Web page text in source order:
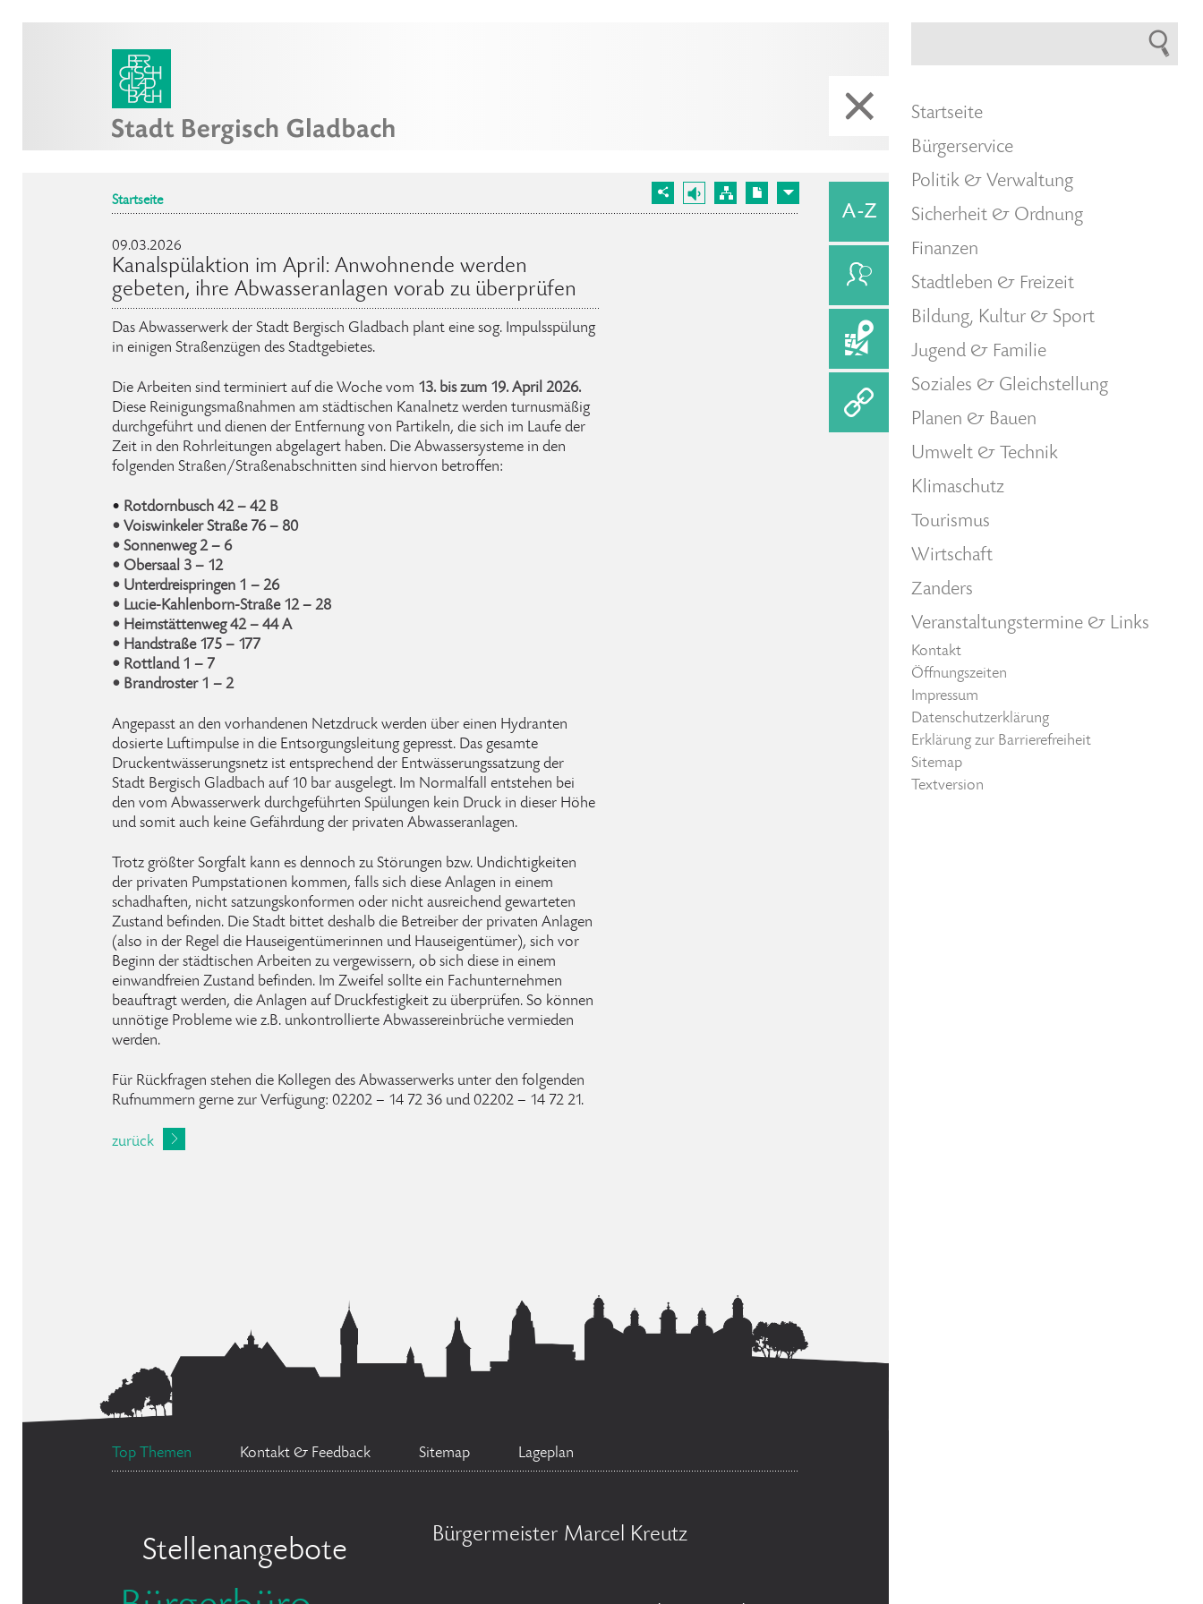
Startseite
09.03.2026
Kanalspülaktion im April: Anwohnende werden
gebeten, ihre Abwasseranlagen vorab zu überprüfen
Das Abwasserwerk der Stadt Bergisch Gladbach plant eine sog. Impulsspülung
in einigen Straßenzügen des Stadtgebietes.
Die Arbeiten sind terminiert auf die Woche vom 13. bis zum 19. April 2026.
Diese Reinigungsmaßnahmen am städtischen Kanalnetz werden turnusmäßig
durchgeführt und dienen der Entfernung von Partikeln, die sich im Laufe der
Zeit in den Rohrleitungen abgelagert haben. Die Abwassersysteme in den
folgenden Straßen/Straßenabschnitten sind hiervon betroffen:
• Rotdornbusch 42 – 42 B
• Voiswinkeler Straße 76 – 80
• Sonnenweg 2 – 6
• Obersaal 3 – 12
• Unterdreispringen 1 – 26
• Lucie-Kahlenborn-Straße 12 – 28
• Heimstättenweg 42 – 44 A
• Handstraße 175 – 177
• Rottland 1 – 7
• Brandroster 1 – 2
Angepasst an den vorhandenen Netzdruck werden über einen Hydranten
dosierte Luftimpulse in die Entsorgungsleitung gepresst. Das gesamte
Druckentwässerungsnetz ist entsprechend der Entwässerungssatzung der
Stadt Bergisch Gladbach auf 10 bar ausgelegt. Im Normalfall entstehen bei
den vom Abwasserwerk durchgeführten Spülungen kein Druck in dieser Höhe
und somit auch keine Gefährdung der privaten Abwasseranlagen.
Trotz größter Sorgfalt kann es dennoch zu Störungen bzw. Undichtigkeiten
der privaten Pumpstationen kommen, falls sich diese Anlagen in einem
schadhaften, nicht satzungskonformen oder nicht ausreichend gewarteten
Zustand befinden. Die Stadt bittet deshalb die Betreiber der privaten Anlagen
(also in der Regel die Hauseigentümerinnen und Hauseigentümer), sich vor
Beginn der städtischen Arbeiten zu vergewissern, ob sich diese in einem
einwandfreien Zustand befinden. Im Zweifel sollte ein Fachunternehmen
beauftragt werden, die Anlagen auf Druckfestigkeit zu überprüfen. So können
unnötige Probleme wie z.B. unkontrollierte Abwassereinbrüche vermieden
werden.
Für Rückfragen stehen die Kollegen des Abwasserwerks unter den folgenden
Rufnummern gerne zur Verfügung: 02202 – 14 72 36 und 02202 – 14 72 21.
zurück
Top Themen Kontakt & Feedback Sitemap Lageplan
Stellenangebote
Bürgermeister Marcel Kreutz
Startseite
Bürgerservice
Politik & Verwaltung
Sicherheit & Ordnung
Finanzen
Stadtleben & Freizeit
Bildung, Kultur & Sport
Jugend & Familie
Soziales & Gleichstellung
Planen & Bauen
Umwelt & Technik
Klimaschutz
Tourismus
Wirtschaft
Zanders
Veranstaltungstermine & Links
Kontakt
Öffnungszeiten
Impressum
Datenschutzerklärung
Erklärung zur Barrierefreiheit
Sitemap
Textversion